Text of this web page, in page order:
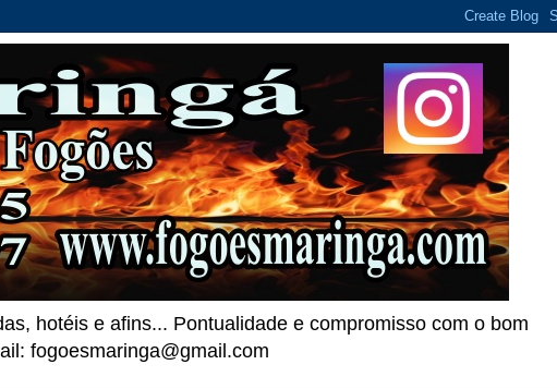
hotéis e afins... Pontualidade e compromisso com o bom
fogoesmaringa@gmail.com